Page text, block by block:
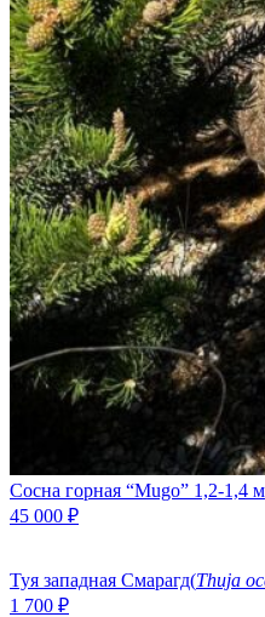
Сосна горная “Mugo” 1,2-1,4 м
45 000 ₽
Туя западная Смарагд(Thuja
1 700 ₽